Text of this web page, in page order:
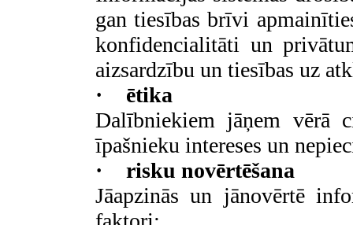
gan tiesības brīvi
konfidencialitāti un
aizsardzību un tiesības uz
·
ētika
Dalībniekiem jāņem vērā
īpašnieku intereses un
·
risku novērtēšana
Jāapzinās un jānovērtē